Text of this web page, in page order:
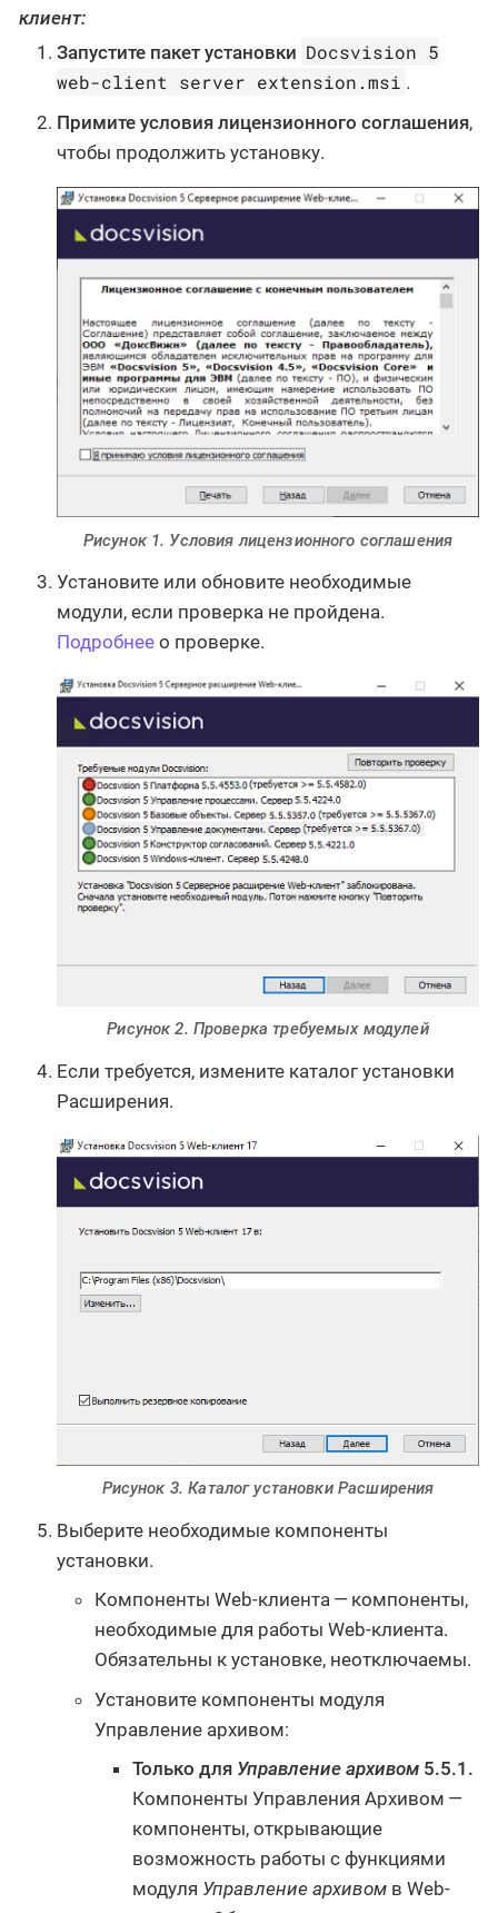
клиент:
Запустите пакет установки Docsvision 5
web-client server extension.msi .
Примите условия лицензионного соглашения,
чтобы продолжить установку.
Рисунок 1. Условия лицензионного соглашения
Установите или обновите необходимые
модули, если проверка не пройдена.
Подробнее о проверке.
Рисунок 2. Проверка требуемых модулей
Если требуется, измените каталог установки
Расширения.
Рисунок 3. Каталог установки Расширения
Выберите необходимые компоненты
установки.
Компоненты Web-клиента — компоненты,
необходимые для работы Web-клиента.
Обязательны к установке, неотключаемы.
Установите компоненты модуля
Управление архивом:
Только для Управление архивом 5.5.1.
Компоненты Управления Архивом —
компоненты, открывающие
возможность работы с функциями
модуля Управление архивом в Web-